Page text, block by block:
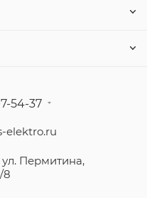
54-37
elektro.ru
Пермитина,
8